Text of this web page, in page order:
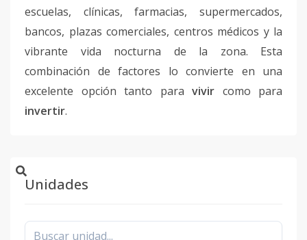
escuelas, clínicas, farmacias, supermercados,
bancos, plazas comerciales, centros médicos y la
vibrante vida nocturna de la zona. Esta
combinación de factores lo convierte en una
excelente opción tanto para vivir como para
invertir.
Unidades